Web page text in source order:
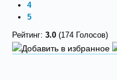
4
5
Рейтинг: 3.0 (174 Голосов)